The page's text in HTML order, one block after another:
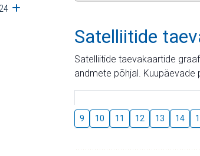
Ava alammenüü
Satelliitide
Satelliitide taevakaartide
andmete põhjal. Kuupäevade
9 10 11 12 13 14